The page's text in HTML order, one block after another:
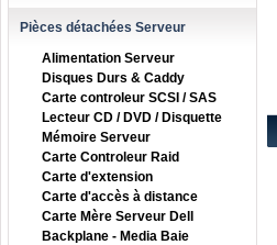
Pièces détachées Serveur
Alimentation Serveur
Disques Durs & Caddy
Carte controleur SCSI / SAS
Lecteur CD / DVD / Disquette
Mémoire Serveur
Carte Controleur Raid
Carte d'extension
Carte d'accès à distance
Carte Mère Serveur Dell
Backplane - Media Baie